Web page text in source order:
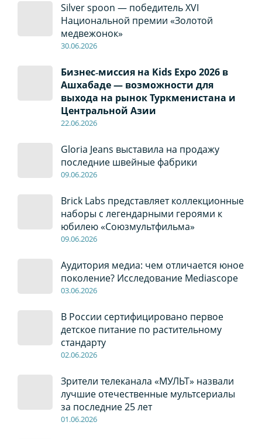
Silver spoon — победитель XVI
Национальной премии «Золотой
медвежонок»
30.06.2026
Бизнес‑миссия на Kids Expo 2026 в
Ашхабаде — возможности для
выхода на рынок Туркменистана и
Центральной Азии
22.06.2026
Gloria Jeans выставила на продажу
последние швейные фабрики
09.06.2026
Brick Labs представляет коллекционные
наборы с легендарными героями к
юбилею «Союзмультфильма»
09.06.2026
Аудитория медиа: чем отличается юное
поколение? Исследование Mediascope
03.06.2026
В России сертифицировано первое
детское питание по растительному
стандарту
02.06.2026
Зрители телеканала «МУЛЬТ» назвали
лучшие отечественные мультсериалы
за последние 25 лет
01.06.2026